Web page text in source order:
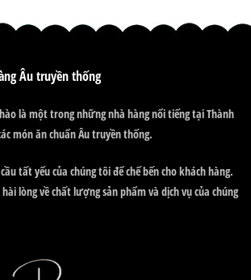
Âu truyền thống
là một trong những nhà hàng nổi tiếng tại Thành
món ăn chuẩn Âu truyền thống.
tất yếu của chúng tôi để chế bến cho khách hàng.
hài lòng về chất lượng sản phẩm và dịch vụ của chúng